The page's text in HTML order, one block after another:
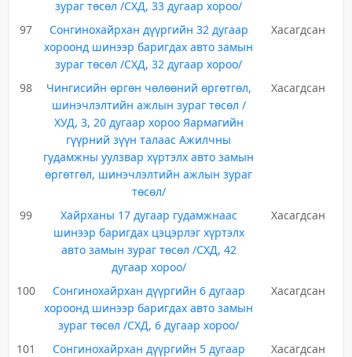
зураг төсөл /СХД, 33 дугаар хороо/
97
Сонгинохайрхан дүүргийн 32 дугаар
хороонд шинээр баригдах авто замын
зураг төсөл /СХД, 32 дугаар хороо/
Хасагдсан
98
Чингисийн өргөн чөлөөний өргөтгөл,
шинэчлэлтийн ажлын зураг төсөл /
ХУД, 3, 20 дугаар хороо Яармагийн
гүүрний зүүн талаас Ажилчны
гудамжны уулзвар хүртэлх авто замын
өргөтгөл, шинэчлэлтийн ажлын зураг
төсөл/
Хасагдсан
99
Хайрханы 17 дугаар гудамжнаас
шинээр баригдах цэцэрлэг хүртэлх
авто замын зураг төсөл /СХД, 42
дугаар хороо/
Хасагдсан
100
Сонгинохайрхан дүүргийн 6 дугаар
хороонд шинээр баригдах авто замын
зураг төсөл /СХД, 6 дугаар хороо/
Хасагдсан
101
Сонгинохайрхан дүүргийн 5 дугаар
Хасагдсан